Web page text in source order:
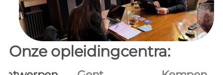
Onze opleidingcentra: